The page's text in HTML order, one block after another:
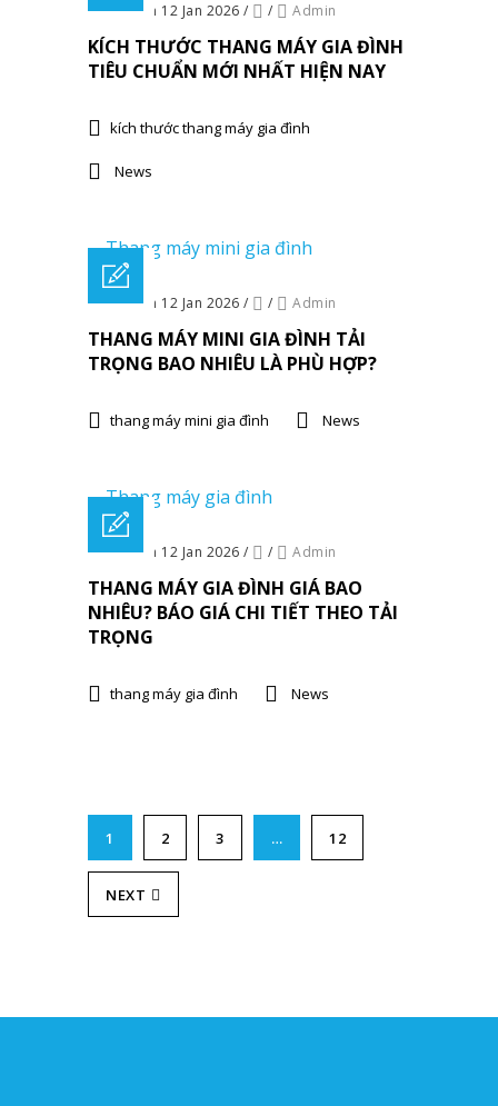
Posted on 12 Jan 2026 / / Admin
KÍCH THƯỚC THANG MÁY GIA ĐÌNH
TIÊU CHUẨN MỚI NHẤT HIỆN NAY
kích thước thang máy gia đình
News
Posted on 12 Jan 2026 / / Admin
THANG MÁY MINI GIA ĐÌNH TẢI
TRỌNG BAO NHIÊU LÀ PHÙ HỢP?
thang máy mini gia đình News
Posted on 12 Jan 2026 / / Admin
THANG MÁY GIA ĐÌNH GIÁ BAO
NHIÊU? BÁO GIÁ CHI TIẾT THEO TẢI
TRỌNG
thang máy gia đình News
1 2 3 … 12
NEXT